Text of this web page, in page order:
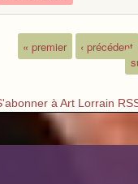
« premier
‹ précédent